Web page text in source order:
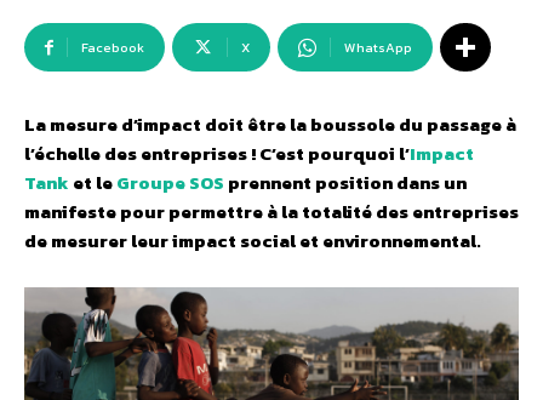
Facebook X WhatsApp
La mesure d’impact doit être la boussole du passage à
l’échelle des entreprises ! C’est pourquoi l’Impact
Tank et leGroupe SOS prennent position dans un
manifeste pour permettre à la totalité des entreprises
de mesurer leur impact social et environnemental.